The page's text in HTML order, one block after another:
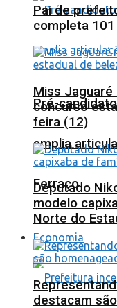
Pré-
amplia
Ferraço
Economia
Pai de
completa
Miss
concurso
feira (12)
Deputado
modelo
Norte do
destacam